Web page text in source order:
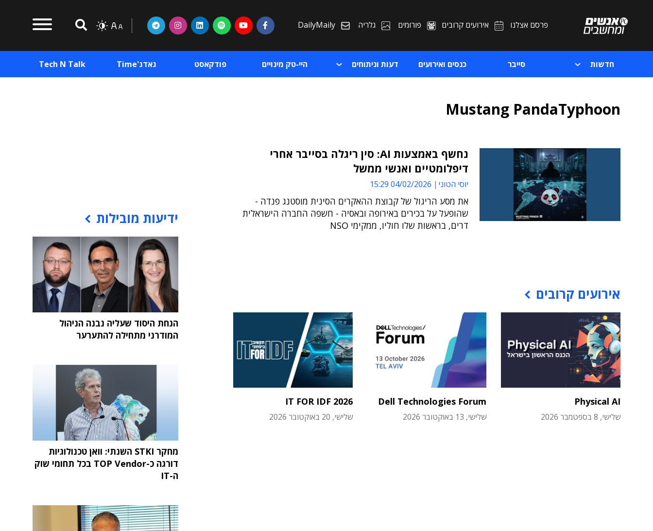
פרסם אצלנו אירועים קרובים פורומים גלריה DailyMaily
חדשות סייבר כנסים ואירועים דעות וניתוחים היי-טק מינויים פודקאסט גאדג'Time Tech N Talk
Mustang PandaTyphoon
נחשף באמצעות AI: סין ריגלה בסייבר אחרי
דיפלומטיים ואנשי ממשל
יוסי הטוני 04/02/2026 15:29
את מסע הריגול של קבוצת ההאקרים הסינית מוסטנג פנדה -
שהופעל על בכירים באירופה ובאסיה - חשפה החברה הישראלית
דרים, בראשות שלו חוליו, ממקימי NSO
אירועים קרובים
Physical AI
שלישי, 8 בספטמבר 2026
Dell Technologies Forum
שלישי, 13 באוקטובר 2026
IT FOR IDF 2026
שלישי, 20 באוקטובר 2026
ידיעות מובילות
הנחת היסוד שעליה נבנה הניהול
המודרני מתחילה להתערער
מחקר STKI השנתי: וואן טכנולוגיות
דורגה כ-TOP Vendor בכל תחומי שוק
ה-IT